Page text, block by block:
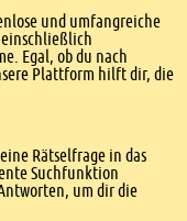
und umfangreiche
Egal, ob du nach
Plattform hilft dir, die
Rätselfrage in das
Suchfunktion
um dir die